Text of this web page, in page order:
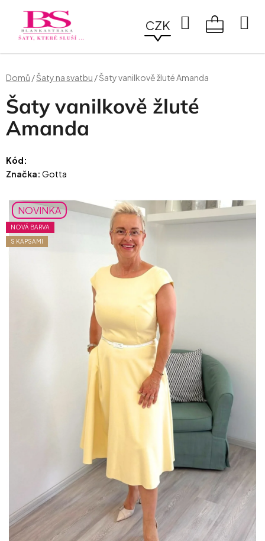
obsah
CZK
Hledat
Domů /Šaty na svatbu /Šaty vanilkově žluté Amanda
Šaty vanilkově žluté
Amanda
Kód:
Značka: Gotta
NOVINKA
NOVÁ BARVA
S KAPSAMI